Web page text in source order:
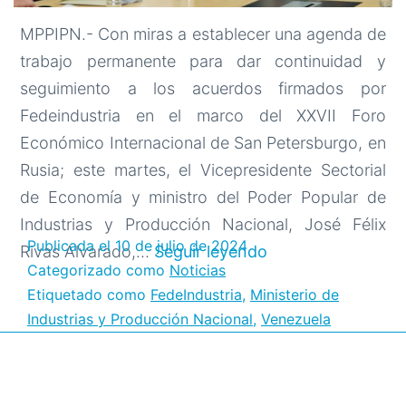
MPPIPN.- Con miras a establecer una agenda de
trabajo permanente para dar continuidad y
seguimiento a los acuerdos firmados por
Fedeindustria en el marco del XXVII Foro
Económico Internacional de San Petersburgo, en
Rusia; este martes, el Vicepresidente Sectorial
de Economía y ministro del Poder Popular de
Industrias y Producción Nacional, José Félix
Rivas Alvarado,…Seguir leyendo
Fedeindustria
impulsan
Publicada el10 de julio de 2024
Categorizado como Noticias
Etiquetado como FedeIndustria, Ministerio de
Industrias y Producción Nacional, Venezuela